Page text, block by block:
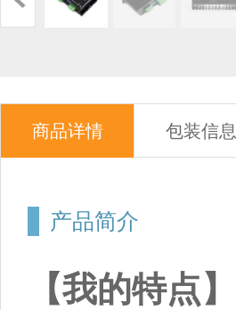
商品详情 包装信息
产品简介
【我的特点】